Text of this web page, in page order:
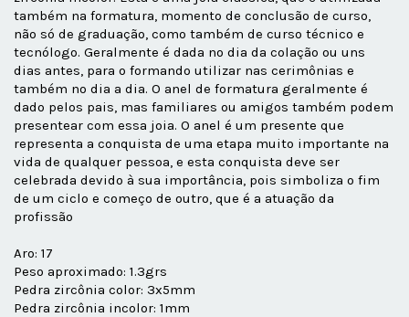
também na formatura, momento de conclusão de curso,
não só de graduação, como também de curso técnico e
tecnólogo. Geralmente é dada no dia da colação ou uns
dias antes, para o formando utilizar nas cerimônias e
também no dia a dia. O anel de formatura geralmente é
dado pelos pais, mas familiares ou amigos também podem
presentear com essa joia. O anel é um presente que
representa a conquista de uma etapa muito importante na
vida de qualquer pessoa, e esta conquista deve ser
celebrada devido à sua importância, pois simboliza o fim
de um ciclo e começo de outro, que é a atuação da
profissão
Aro: 17
Peso aproximado: 1.3grs
Pedra zircônia color: 3x5mm
Pedra zircônia incolor: 1mm